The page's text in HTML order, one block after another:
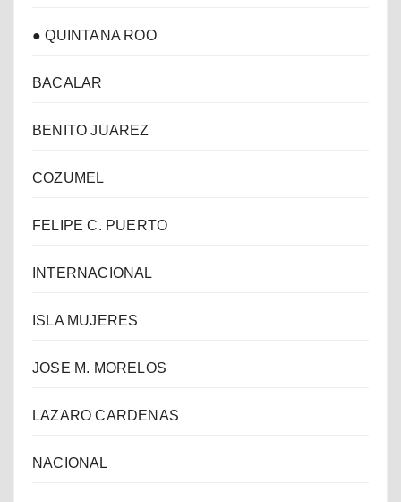
● QUINTANA ROO
BACALAR
BENITO JUAREZ
COZUMEL
FELIPE C. PUERTO
INTERNACIONAL
ISLA MUJERES
JOSE M. MORELOS
LAZARO CARDENAS
NACIONAL